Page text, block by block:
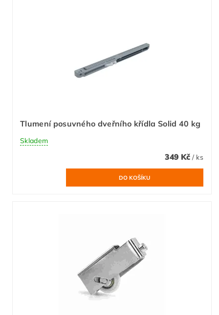
Tlumení posuvného dveřního křídla Solid 40 kg
Skladem
349 Kč / ks